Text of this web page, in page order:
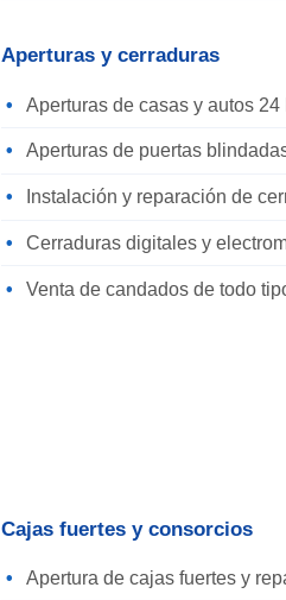
Aperturas y cerraduras
Aperturas de casas y autos 24
Aperturas de puertas
Instalación y reparación de
Cerraduras digitales y
Venta de candados de todo
Cajas fuertes y consorcios
Apertura de cajas fuertes y